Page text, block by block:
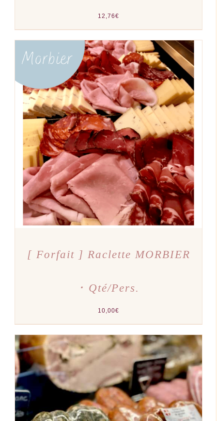
12,76€
AJOUTER AU PANIER
/
DÉTAILS
[ Forfait ] Raclette MORBIER
･ Qté/Pers.
10,00€